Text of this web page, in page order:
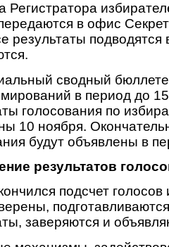
Регистратора
в офис
результаты подводятся
сводный
в период до
голосования по
10 ноября.
будут объявлены в
результатов
подсчет
заверяются и